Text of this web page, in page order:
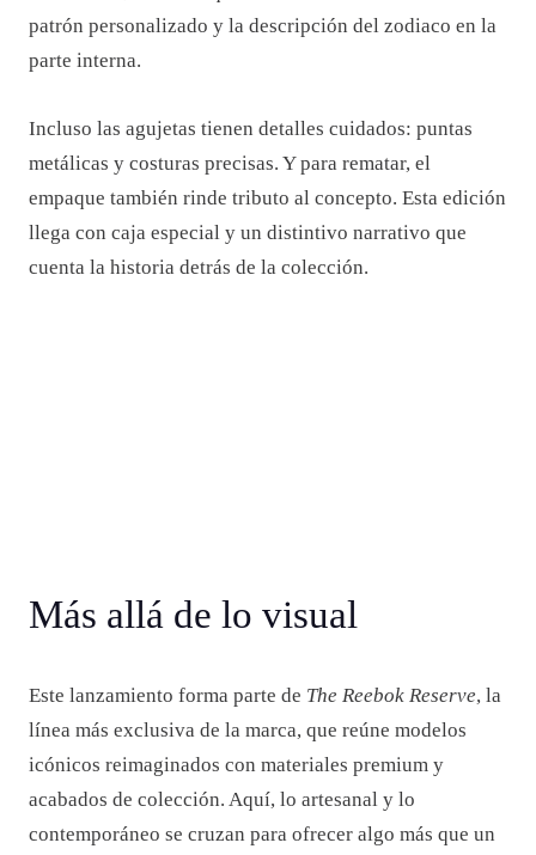
patrón personalizado y la descripción del zodiaco en la
parte interna.
Incluso las agujetas tienen detalles cuidados: puntas
metálicas y costuras precisas. Y para rematar, el
empaque también rinde tributo al concepto. Esta edición
llega con caja especial y un distintivo narrativo que
cuenta la historia detrás de la colección.
Más allá de lo visual
Este lanzamiento forma parte de The Reebok Reserve, la
línea más exclusiva de la marca, que reúne modelos
icónicos reimaginados con materiales premium y
acabados de colección. Aquí, lo artesanal y lo
contemporáneo se cruzan para ofrecer algo más que un